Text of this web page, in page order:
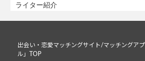
ライター紹介
出会い・恋愛マッチングサイト/マッチングア
ル」TOP